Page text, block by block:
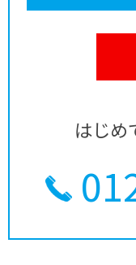
はじめ